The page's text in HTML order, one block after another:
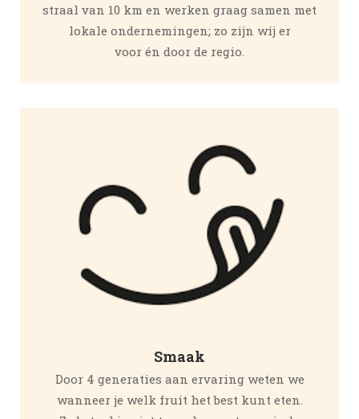
straal van 10 km en werken graag samen met
lokale ondernemingen; zo zijn wij er
voor én door de regio.
Smaak
Door 4 generaties aan ervaring weten we
wanneer je welk fruit het best kunt eten.